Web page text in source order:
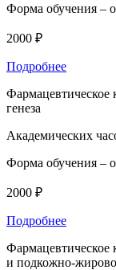
Форма обучения –
2000 ₽
Подробнее
Фармацевтическое
генеза
Академических
Форма обучения –
2000 ₽
Подробнее
Фармацевтическое
и подкожно-